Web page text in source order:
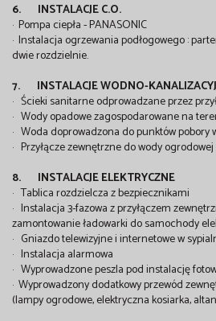
6. INSTALACJE C.O.
· Pompa ciepła - PANASONIC
· Instalacja ogrzewania podłogowego :
dwie rozdzielnie.
7. INSTALACJE WODNO-
· Ścieki sanitarne odprowadzane przez
· Wody opadowe zagospodarowane na
· Woda doprowadzona do punktów pobory
· Przyłącze zewnętrzne do wody ogrodowej
8. INSTALACJE ELEKTRYCZNE
· Tablica rozdzielcza z bezpiecznikami
· Instalacja 3-fazowa z przyłączem
zamontowanie ładowarki do samochody
· Gniazdo telewizyjne i internetowe w
· Instalacja alarmowa
· Wyprowadzone peszla pod instalację
· Wyprowadzony dodatkowy przewód
(lampy ogrodowe, elektryczna kosiarka,